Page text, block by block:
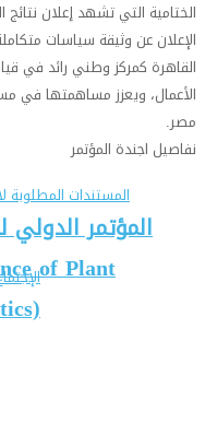
المستندات المطلوبة
الختامية التي تشهد إعلان
الإعلان عن وثيقة سياسات
القاهرة كمركز وطني رائد في
الأعمال، ويعزز مساهمتها في
مصر.
نفاصيل اجندة المؤتمر
المؤتمر الدولي